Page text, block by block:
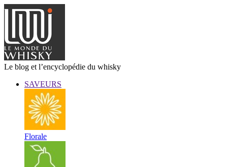
Le blog et l’encyclopédie du whisky
SAVEURS
Florale